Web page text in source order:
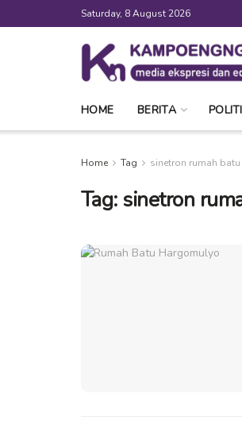
Saturday, 8 August 2026
HOME BERITA
Home Tag sinetron rumah batu
Tag: sinetron